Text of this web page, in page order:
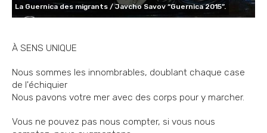
La Guernica des migrants / Javcho Savov “Guernica 2015”.
À SENS UNIQUE
Nous sommes les innombrables, doublant chaque case
de l'échiquier
Nous pavons votre mer avec des corps pour y marcher.
Vous ne pouvez pas nous compter, si vous nous